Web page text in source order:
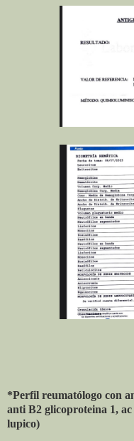
*Perfil reumatólogo con
anti B2 glicoproteina 1,
lupico)